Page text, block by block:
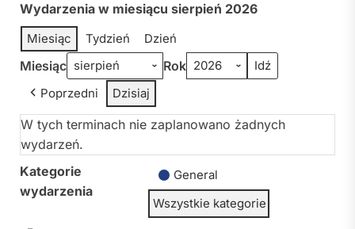
Wydarzenia w miesiącu sierpień 2026
Miesiąc Tydzień Dzień
Miesiąc Rok
Poprzedni Dzisiaj
W tych terminach nie zaplanowano żadnych
wydarzeń.
Kategorie
wydarzenia
General
Wszystkie kategorie